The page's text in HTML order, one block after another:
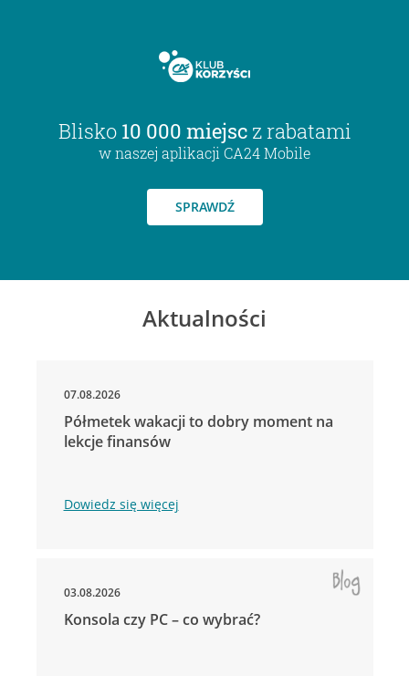
Blisko 10 000 miejsc z rabatami
w naszej aplikacji CA24 Mobile
SPRAWDŹ
Aktualności
07.08.2026
Półmetek wakacji to dobry moment na
lekcje finansów
Dowiedz się więcej
03.08.2026
Konsola czy PC – co wybrać?